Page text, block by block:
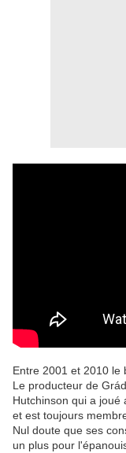
Entre 2001 et 2010 le
Le producteur de
Hutchinson qui a joué
et est toujours
Nul doute que ses
un plus pour